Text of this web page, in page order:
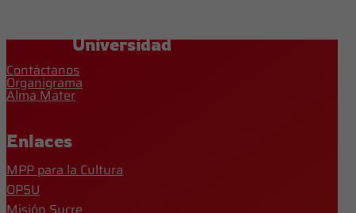
Universidad
Contáctanos
Organigrama
Alma Mater
Enlaces
MPP para la Cultura
OPSU
Misión Sucre